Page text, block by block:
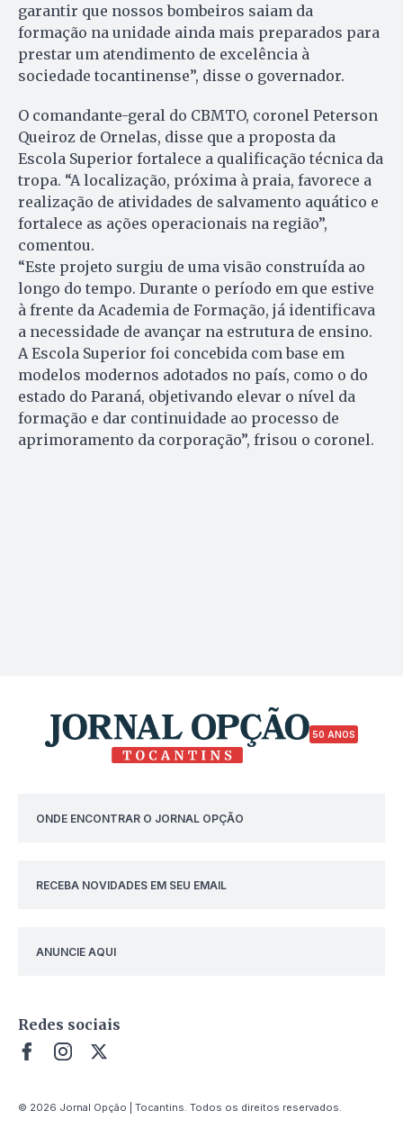
garantir que nossos bombeiros saiam da
formação na unidade ainda mais preparados para
prestar um atendimento de excelência à
sociedade tocantinense”, disse o governador.
O comandante-geral do CBMTO, coronel Peterson
Queiroz de Ornelas, disse que a proposta da
Escola Superior fortalece a qualificação técnica da
tropa. “A localização, próxima à praia, favorece a
realização de atividades de salvamento aquático e
fortalece as ações operacionais na região”,
comentou.
“Este projeto surgiu de uma visão construída ao
longo do tempo. Durante o período em que estive
à frente da Academia de Formação, já identificava
a necessidade de avançar na estrutura de ensino.
A Escola Superior foi concebida com base em
modelos modernos adotados no país, como o do
estado do Paraná, objetivando elevar o nível da
formação e dar continuidade ao processo de
aprimoramento da corporação”, frisou o coronel.
50 ANOS
ONDE ENCONTRAR O JORNAL OPÇÃO
RECEBA NOVIDADES EM SEU EMAIL
ANUNCIE AQUI
Redes sociais
© 2026 Jornal Opção | Tocantins. Todos os direitos reservados.